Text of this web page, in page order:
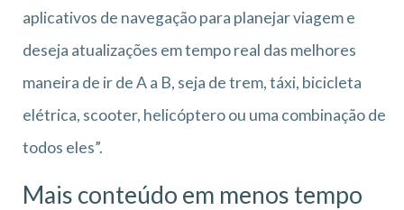
aplicativos de navegação para planejar viagem e
deseja atualizações em tempo real das melhores
maneira de ir de A a B, seja de trem, táxi, bicicleta
elétrica, scooter, helicóptero ou uma combinação de
todos eles”.
Mais conteúdo em menos tempo